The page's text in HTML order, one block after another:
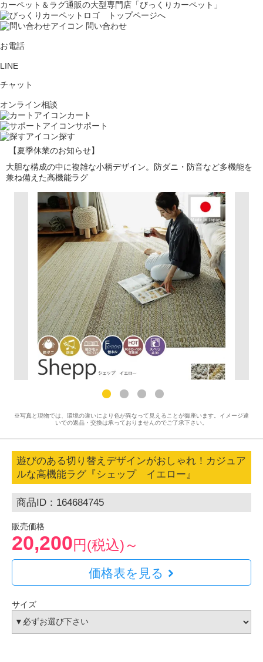
カーペット＆ラグ通販の大型専門店「びっくりカーペット」
問い合わせ
お電話
LINE
チャット
オンライン相談
カート
サポート
探す
【夏季休業のお知らせ】
大胆な構成の中に複雑な小柄デザイン。防ダニ・防音など多機能を
兼ね備えた高機能ラグ
※写真と現物では、環境の違いにより色が異なって見えることが御座います。イメージ違
いでの返品・交換は承っておりませんのでご了承下さい。
遊びのある切り替えデザインがおしゃれ！カジュア
ルな高機能ラグ『シェップ イエロー』
商品ID：164684745
販売価格
20,200円(税込)～
価格表を見る
サイズ